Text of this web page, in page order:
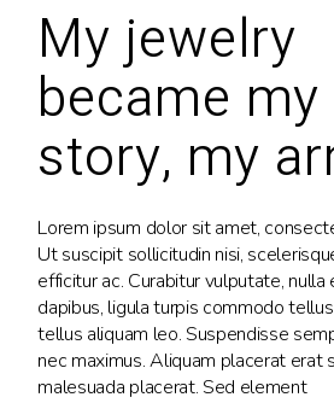
My jewelry
became my
story, my
Lorem ipsum dolor sit amet,
Ut suscipit sollicitudin nisi,
efficitur ac. Curabitur vulputate, nulla
dapibus, ligula turpis commodo
tellus aliquam leo. Suspendisse
nec maximus. Aliquam placerat erat
malesuada placerat. Sed element